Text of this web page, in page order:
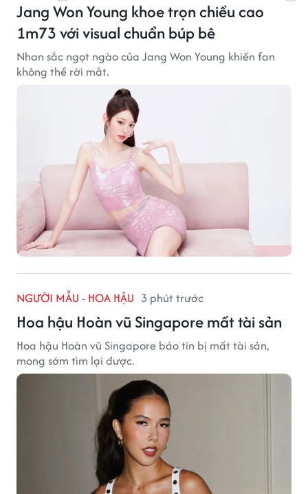
Jang Won Young khoe trọn chiều cao
1m73 với visual chuẩn búp bê
Nhan sắc ngọt ngào của Jang Won Young khiến fan
không thể rời mắt.
NGƯỜI MẪU - HOA HẬU 3 phút trước
Hoa hậu Hoàn vũ Singapore mất tài sản
Hoa hậu Hoàn vũ Singapore báo tin bị mất tài sản,
mong sớm tìm lại được.